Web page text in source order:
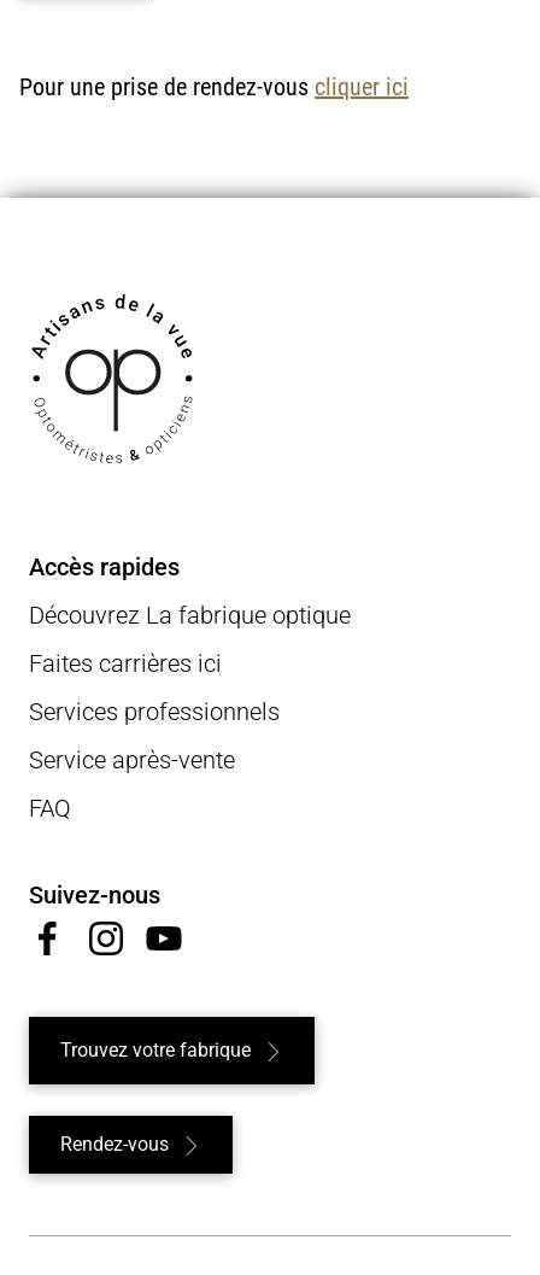
Pour une prise de rendez-vous cliquer ici
Accès rapides
Découvrez La fabrique optique
Faites carrières ici
Services professionnels
Service après-vente
FAQ
Suivez-nous
Trouvez votre fabrique
Rendez-vous